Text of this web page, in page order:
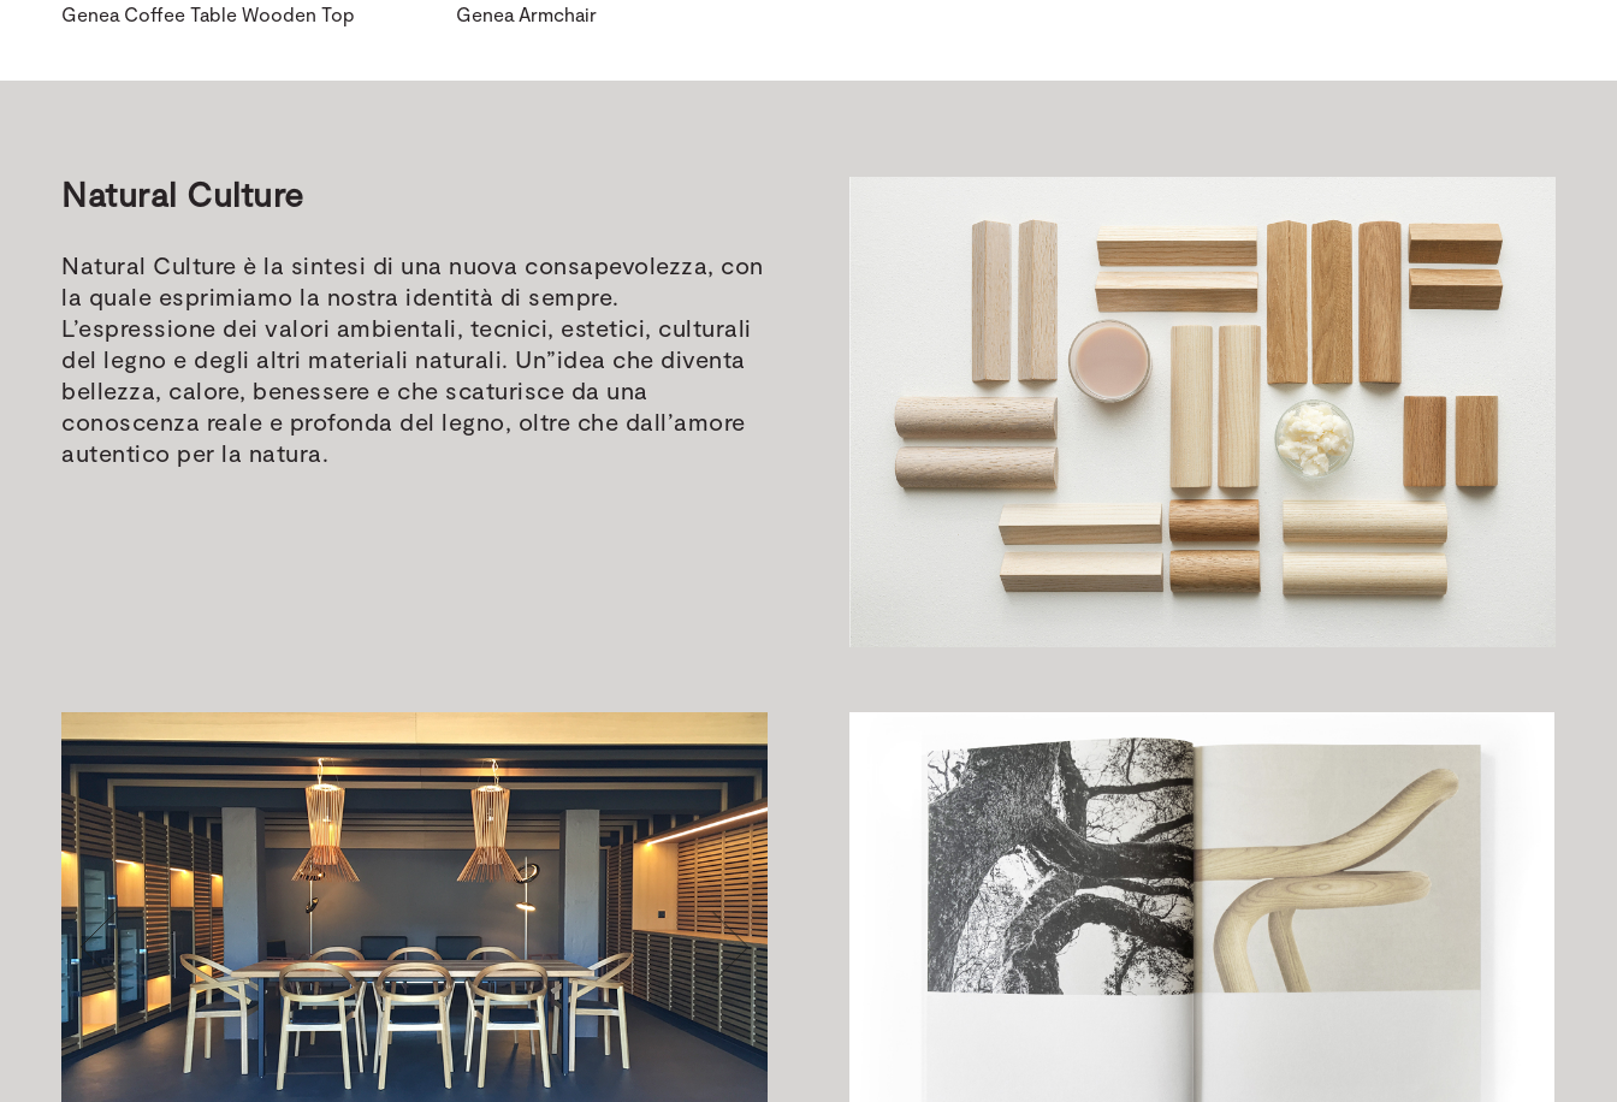
Genea Coffee Table Wooden Top Genea Armchair
Natural Culture
Natural Culture è la sintesi di una nuova consapevolezza, con
la quale esprimiamo la nostra identità di sempre.
L’espressione dei valori ambientali, tecnici, estetici, culturali
del legno e degli altri materiali naturali. Un”idea che diventa
bellezza, calore, benessere e che scaturisce da una
conoscenza reale e profonda del legno, oltre che dall’amore
autentico per la natura.